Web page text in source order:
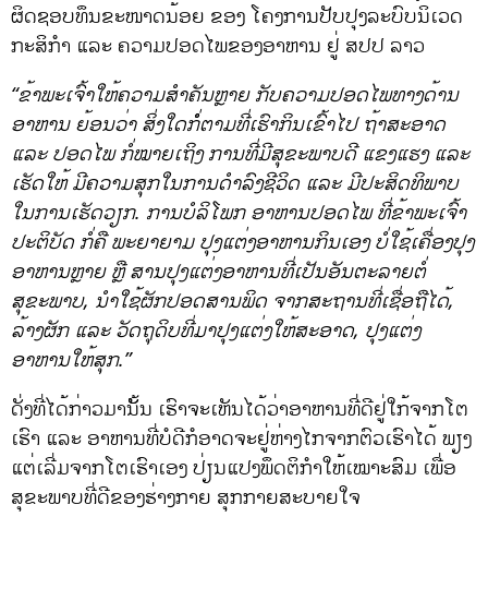
ຜິດຊອບທຶນຂະໜາດນ້ອຍ ຂອງ ໂຄງການປັບປຸງລະບົບນິເວດ
ກະສິກຳ ແລະ ຄວາມປອດໄພຂອງອາຫານ ຢູ່ ສປປ ລາວ
“ຂ້າພະເຈົ້າໃຫ້ຄວາມສຳຄັນຫຼາຍ ກັບຄວາມປອດໄພທາງດ້ານ
ອາຫານ ຍ້ອນວ່າ ສິ່ງໃດກໍໍ່ຕາມທີ່ເຮົາກິນເຂົ້າໄປ ຖ້າສະອາດ
ແລະ ປອດໄພ ກໍ່ໝາຍເຖິງ ການທີ່ມີສຸຂະພາບດີ ແຂງແຮງ ແລະ
ເຮັດໃຫ້ ມີຄວາມສຸກໃນການດຳລົງຊີວິດ ແລະ ມີປະສິດທິພາບ
ໃນການເຮັດວຽກ. ການບໍລິໂພກ ອາຫານປອດໄພ ທີ່ຂ້າພະເຈົ້າ
ປະຕິບັດ ກໍ່ຄື ພະຍາຍາມ ປຸງແຕ່ງອາຫານກິນເອງ ບໍ່ໃຊ້ເຄື່ອງປຸງ
ອາຫານຫຼາຍ ຫຼື ສານປຸງແຕ່ງອາຫານທີ່ເປັນອັນຕະລາຍຕໍ່
ສຸຂະພາບ, ນຳໃຊ້ຜັກປອດສານພິດ ຈາກສະຖານທີ່ເຊື່ອຖືໄດ້,
ລ້າງຜັກ ແລະ ວັດຖຸດິບທີ່ມາປຸງແຕ່ງໃຫ້ສະອາດ, ປຸງແຕ່ງ
ອາຫານໃຫ້ສຸກ.”
ດັ່ງທີ່ໄດ້ກ່າວມານັັ້ນ ເຮົາຈະເຫັນໄດ້ວ່າອາຫານທີ່ດີຢູ່ໃກ້ຈາກໂຕ
ເຮົາ ແລະ ອາຫານທີ່ບໍດີກໍອາດຈະຢູ່ຫ່າງໄກຈາກຕົວເຮົາໄດ້ ພຽງ
ແຕ່ເລີ່ມຈາກໂຕເຮົາເອງ ປ່ຽນແປງພຶດຕິກຳໃຫ້ເໝາະສົມ ເພື່ອ
ສຸຂະພາບທີ່ດີຂອງຮ່າງກາຍ ສຸກກາຍສະບາຍໃຈ